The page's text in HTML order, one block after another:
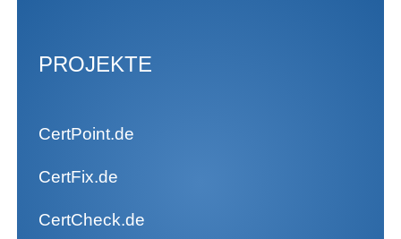
PROJEKTE
CertPoint.de
CertFix.de
CertCheck.de